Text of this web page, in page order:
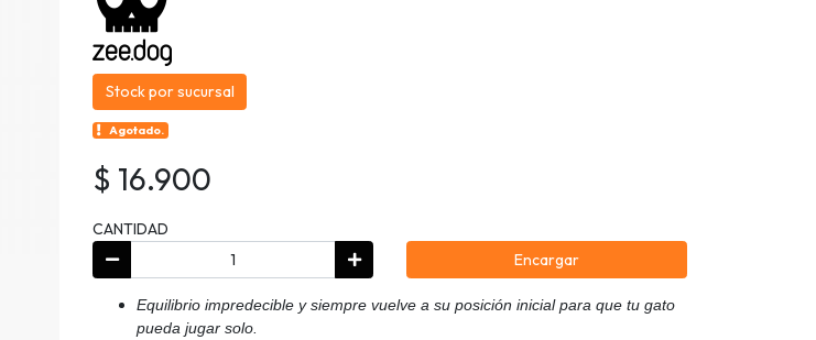
Stock por sucursal
Agotado.
$ 16.900
CANTIDAD
Encargar
Equilibrio impredecible y siempre vuelve a su posición inicial para que tu gato
pueda jugar solo.